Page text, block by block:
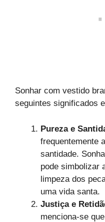
Sonhar com vestido
seguintes significados
Pureza e
frequentemente
santidade.
pode simbolizar
limpeza dos
uma vida santa.
Justiça e
menciona-se